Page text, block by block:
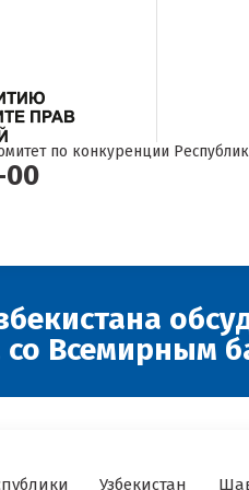
по конкуренции
00
со Всемирным
Узбекистан